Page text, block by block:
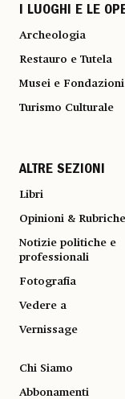
I LUOGHI E LE
Archeologia
Restauro e Tutela
Musei e Fondazioni
Turismo Culturale
ALTRE SEZIONI
Libri
Opinioni & Rubriche
Notizie politiche e
professionali
Fotografia
Vedere a
Vernissage
Chi Siamo
Abbonamenti